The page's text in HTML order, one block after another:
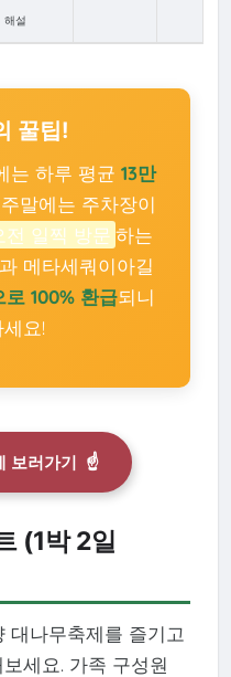
해설
꿀팁!
는 하루 평균 13만
말에는 주차장이
전 일찍 방문 하는
메타세쿼이아길
100% 환급되니
요!
보러가기 ☝️
(1박 2일
대나무축제를 즐기고
세요. 가족 구성원